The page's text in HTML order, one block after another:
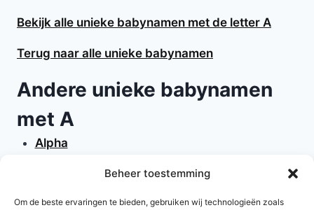
Beheer toestemming
Om de beste ervaringen te bieden, gebruiken wij technologieën zoals
Bekijk alle unieke babynamen met de letter A
Terug naar alle unieke babynamen
Andere unieke babynamen
met A
Alpha
Artec